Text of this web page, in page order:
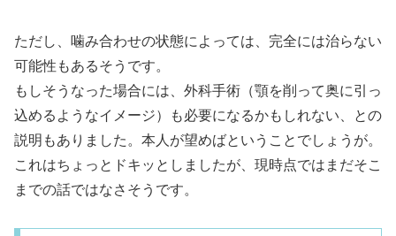
ただし、噛み合わせの状態によっては、完全には治らない
可能性もあるそうです。
もしそうなった場合には、外科手術（顎を削って奥に引っ
込めるようなイメージ）も必要になるかもしれない、との
説明もありました。本人が望めばということでしょうが。
これはちょっとドキッとしましたが、現時点ではまだそこ
までの話ではなさそうです。